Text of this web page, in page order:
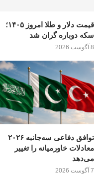
قیمت دلار و طلا امروز ۱۴۰۵؛
سکه دوباره گران شد
8 آگوست 2026
توافق دفاعی سه‌جانبه ۲۰۲۶
معادلات خاورمیانه را تغییر
می‌دهد
7 آگوست 2026